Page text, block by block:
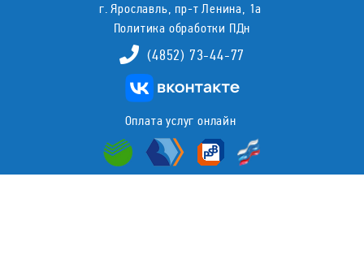
г. Ярославль, пр-т Ленина, 1а
Политика обработки ПДн
(4852) 73-44-77
Оплата услуг онлайн